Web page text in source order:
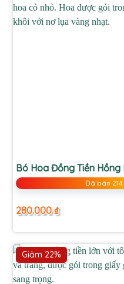
Bó Hoa Đồng Tiền Hồng
Đã bán 214
280.000₫
Giảm 22%